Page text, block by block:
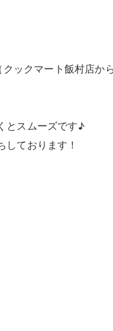
ックマート飯村店か
とスムーズです♪
ております！